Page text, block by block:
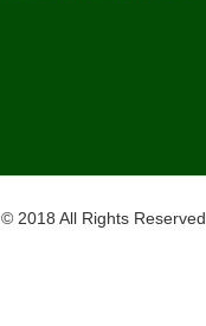
© 2018 All Rights Reserved